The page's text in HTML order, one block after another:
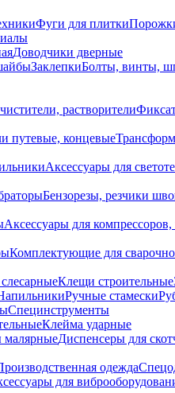
Фуги для плитки
Доводчики дверные
ЗаклепкиБолты, винты,
растворители
путевые, концевые
Аксессуары для
Бензорезы, резчики
Аксессуары для
Комплектующие для
Клещи строительные
Ручные стамески
Специнструменты
Клейма ударные
малярныеДиспенсеры для
одежда
для